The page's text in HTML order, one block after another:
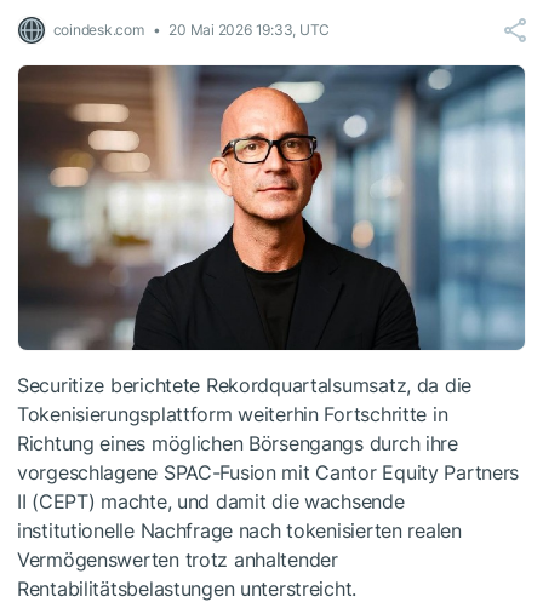
coindesk.com 20 Mai 2026 19:33, UTC
Securitize berichtete Rekordquartalsumsatz, da die
Tokenisierungsplattform weiterhin Fortschritte in
Richtung eines möglichen Börsengangs durch ihre
vorgeschlagene SPAC-Fusion mit Cantor Equity Partners
II (CEPT) machte, und damit die wachsende
institutionelle Nachfrage nach tokenisierten realen
Vermögenswerten trotz anhaltender
Rentabilitätsbelastungen unterstreicht.